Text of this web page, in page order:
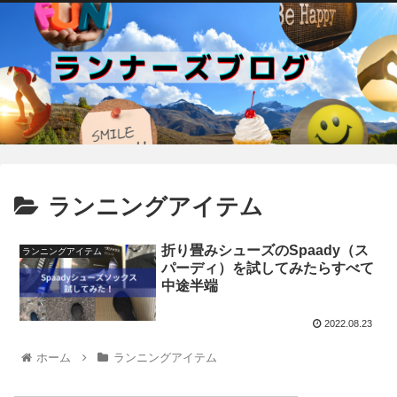
ランニングアイテム
ランニングアイテム
折り畳みシューズのSpaady（ス
パーディ）を試してみたらすべて
中途半端
2022.08.23
ホーム ランニングアイテム